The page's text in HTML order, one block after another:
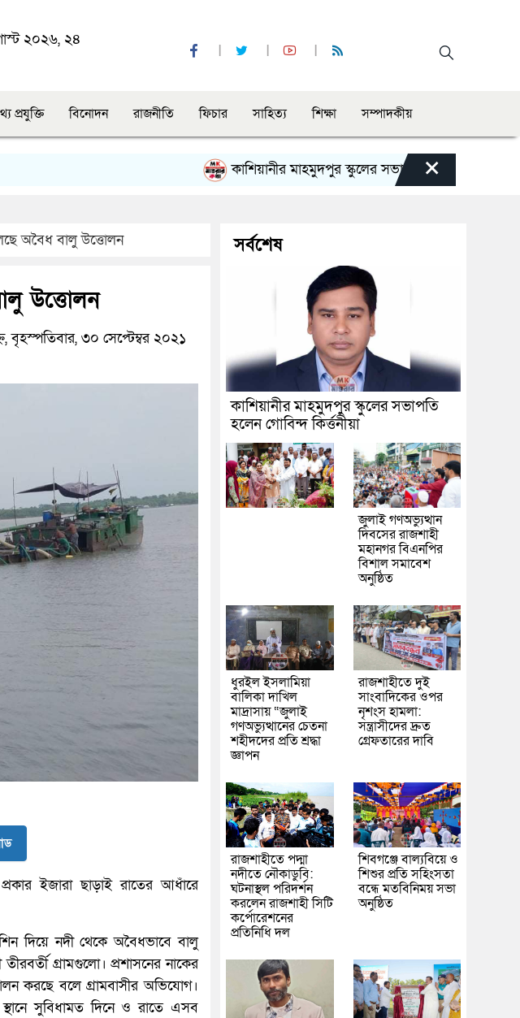
২০২৬, ২৪
প্রযুক্তি বিনোদন রাজনীতি ফিচার সাহিত্য শিক্ষা সম্পাদকীয়
কাশিয়ানীর মাহমুদপুর স্কুলের সভাপতি হলেন গোবিন্দ কির্ত্তনীয়া
×
অবৈধ বালু উত্তোলন
উত্তোলন
৩০ সেপ্টেম্বর ২০২১
ইজারা ছাড়াই রাতের আধাঁরে
দিয়ে নদী থেকে অবৈধভাবে বালু
গ্রামগুলো। প্রশাসনের নাকের
করছে বলে গ্রামবাসীর অভিযোগ।
সুবিধামত দিনে ও রাতে এসব
সর্বশেষ
কাশিয়ানীর মাহমুদপুর স্কুলের সভাপতি
হলেন গোবিন্দ কির্ত্তনীয়া
জুলাই গণঅভ্যুত্থান
দিবসের রাজশাহী
মহানগর বিএনপির
বিশাল সমাবেশ
অনুষ্ঠিত
ধুরইল ইসলামিয়া
বালিকা দাখিল
মাদ্রাসায় “জুলাই
গণঅভ্যুত্থানের চেতনা
শহীদদের প্রতি শ্রদ্ধা
জ্ঞাপন
রাজশাহীতে দুই
সাংবাদিকের ওপর
নৃশংস হামলা:
সন্ত্রাসীদের দ্রুত
গ্রেফতারের দাবি
রাজশাহীতে পদ্মা
নদীতে নৌকাডুবি:
ঘটনাস্থল পরিদর্শন
করলেন রাজশাহী সিটি
কর্পোরেশনের
প্রতিনিধি দল
শিবগঞ্জে বাল্যবিয়ে ও
শিশুর প্রতি সহিংসতা
বন্ধে মতবিনিময় সভা
অনুষ্ঠিত